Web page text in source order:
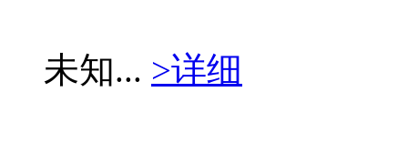
未知... >详细